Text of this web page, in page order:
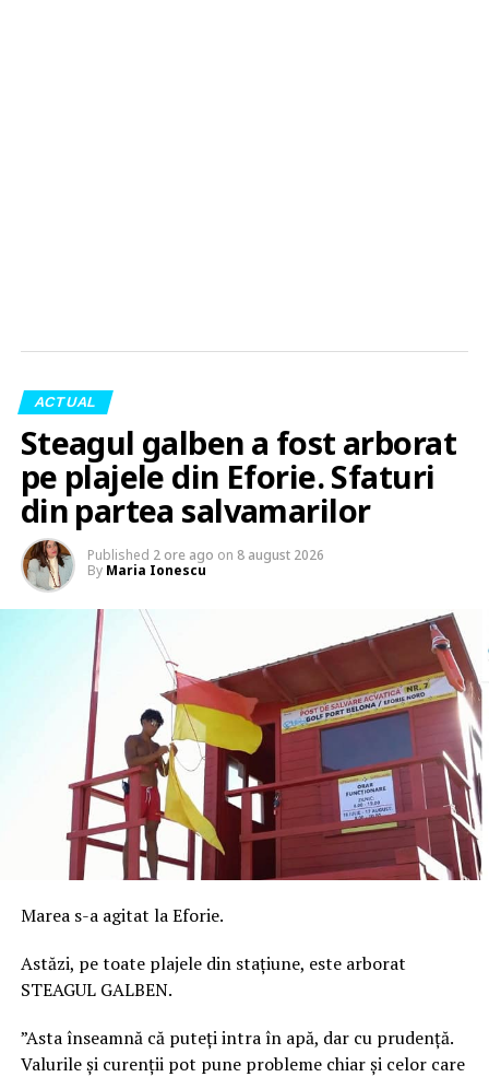
ACTUAL
Steagul galben a fost arborat
pe plajele din Eforie. Sfaturi
din partea salvamarilor
Published 2 ore ago on 8 august 2026
By Maria Ionescu
Marea s-a agitat la Eforie.
Astăzi, pe toate plajele din stațiune, este arborat
STEAGUL GALBEN.
”Asta înseamnă că puteți intra în apă, dar cu prudență.
Valurile și curenții pot pune probleme chiar și celor care